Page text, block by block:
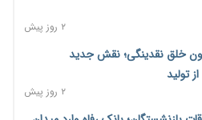
۲ روز پیش
خلق نقدینگی؛ نقش جدید
تولید
۲ روز پیش